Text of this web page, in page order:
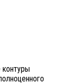
контуры